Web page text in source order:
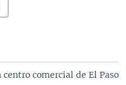
comercial de El Paso